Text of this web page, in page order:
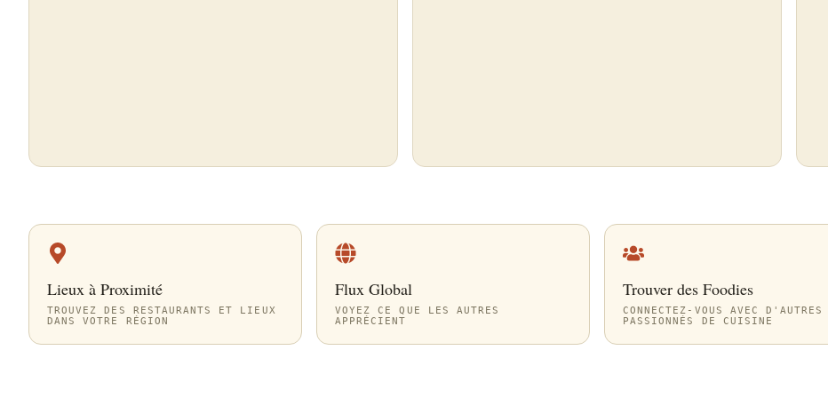
Lieux à Proximité
TROUVEZ DES RESTAURANTS ET LIEUX
DANS VOTRE RÉGION
Flux Global
VOYEZ CE QUE LES AUTRES
APPRÉCIENT
Trouver des Foodies
CONNECTEZ-VOUS AVEC D'AUTRES
PASSIONNÉS DE CUISINE